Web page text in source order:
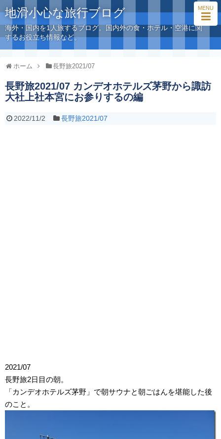
MENU
地滑小心な旅行ブログ
海外・国内を1人旅するブログ。国内外の食・ホテル・空港に関
するお役立ち情報など。
ホーム 長野旅2021/07
長野旅2021/07 カンデオホテルズ茅野から諏訪
大社上社本宮にお参りするの編
2022/11/2 長野旅2021/07
2021/07
長野旅2日目の朝。
「カンデオホテルズ茅野」で朝サウナと朝ごはんを堪能した後
のこと。